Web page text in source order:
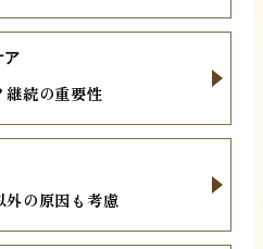
継続の重要性
ア
外の原因も考慮